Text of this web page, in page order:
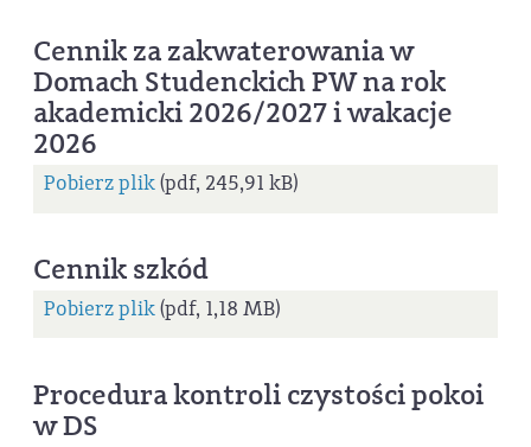
Cennik za zakwaterowania w
Domach Studenckich PW na rok
akademicki 2026/2027 i wakacje
2026
Pobierz plik(pdf, 245,91 kB)
Cennik szkód
Pobierz plik(pdf, 1,18 MB)
Procedura kontroli czystości pokoi
w DS